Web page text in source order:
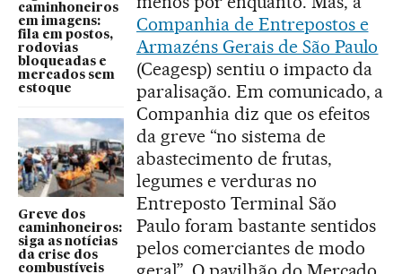
caminhoneiros
em imagens:
fila em postos,
rodovias
bloqueadas e
mercados sem
estoque
Greve dos
caminhoneiros:
siga as notícias
da crise dos
combustíveis
Companhia de Entrepostos e
Armazéns Gerais de São Paulo
(Ceagesp) sentiu o impacto da
paralisação. Em comunicado, a
Companhia diz que os efeitos
da greve “no sistema de
abastecimento de frutas,
legumes e verduras no
Entreposto Terminal São
Paulo foram bastante sentidos
pelos comerciantes de modo